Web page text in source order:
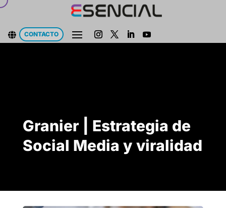
 CONTACTO
Granier | Estrategia de
Social Media y viralidad